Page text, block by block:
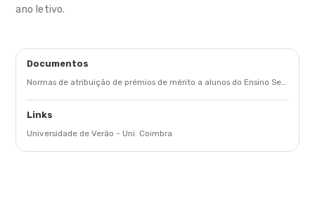
ano letivo.
Documentos
Normas de atribuição de prémios de mérito a alunos do Ensino Secundário
Links
Universidade de Verão - Uni. Coimbra